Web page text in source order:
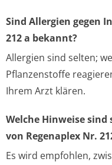
Sind Allergien gegen
212 a bekannt?
Allergien sind selten;
Pflanzenstoffe
Ihrem Arzt klären.
Welche Hinweise
von Regenaplex Nr.
Es wird empfohlen,